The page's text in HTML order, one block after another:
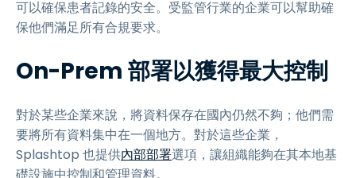
可以確保患者記錄的安全。受監管行業的企業可以幫助確
保他們滿足所有合規要求。
On-Prem 部署以獲得最大控制
對於某些企業來說，將資料保存在國內仍然不夠；他們需
要將所有資料集中在一個地方。對於這些企業，
Splashtop 也提供內部部署選項，讓組織能夠在其本地基